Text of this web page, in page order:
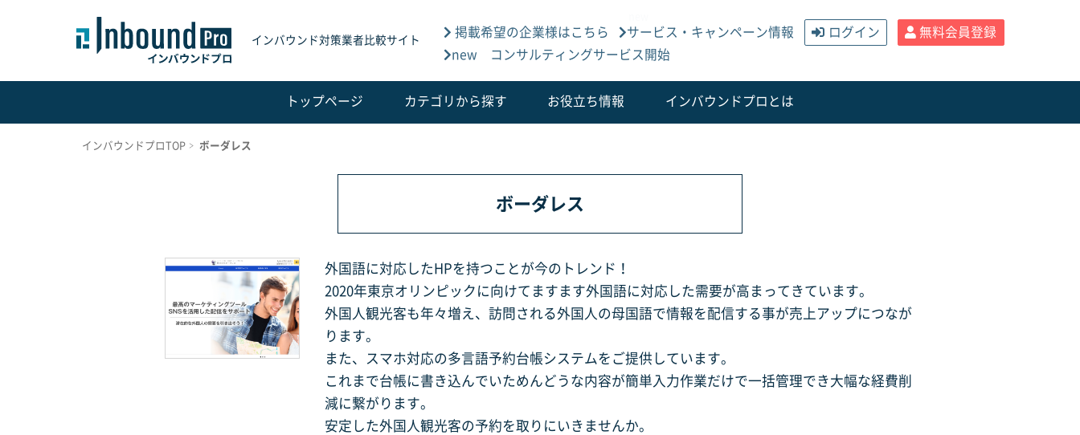
インバウンド対策業者比較サイト
掲載希望の企業様はこちら サービス・キャンペーン情報 ログイン
無料会員登録
new コンサルティングサービス開始
トップページ カテゴリから探す お役立ち情報 インバウンドプロとは
インバウンドプロTOP ボーダレス
ボーダレス
外国語に対応したHPを持つことが今のトレンド！
2020年東京オリンピックに向けてますます外国語に対応した需要が高まってきています。
外国人観光客も年々増え、訪問される外国人の母国語で情報を配信する事が売上アップにつなが
ります。
また、スマホ対応の多言語予約台帳システムをご提供しています。
これまで台帳に書き込んでいためんどうな内容が簡単入力作業だけで一括管理でき大幅な経費削
減に繋がります。
安定した外国人観光客の予約を取りにいきませんか。